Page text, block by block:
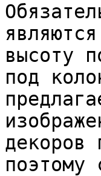
высоту
под
декоров
поэтому